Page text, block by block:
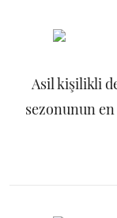
Asil kişilikli
sezonunun